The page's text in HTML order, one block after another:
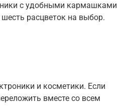
с удобными кармашками
расцветок на выбор.
и косметики. Если
вместе со всем